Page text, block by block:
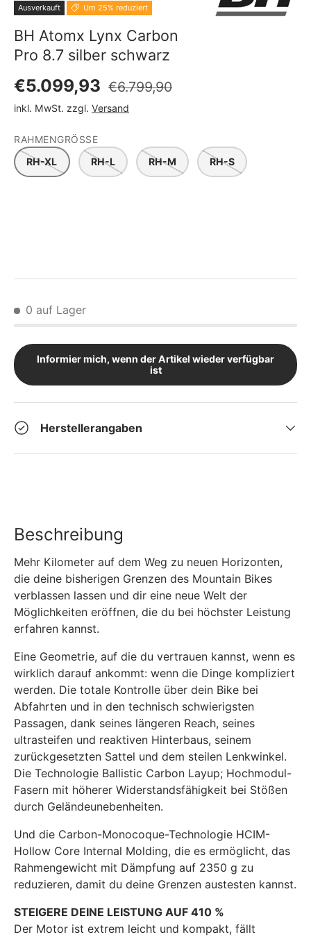
Ausverkauft Um 25% reduziert
BH Atomx Lynx Carbon
Pro 8.7 silber schwarz
Verkaufspreis
€5.099,93 Normaler Preis
€6.799,90
inkl. MwSt. zzgl. Versand
RAHMENGRÖSSE
RH-XL
RH-L RH-M RH-S
0 auf Lager
Informier mich, wenn der Artikel wieder verfügbar
ist
Herstellerangaben
Beschreibung
Mehr Kilometer auf dem Weg zu neuen Horizonten,
die deine bisherigen Grenzen des Mountain Bikes
verblassen lassen und dir eine neue Welt der
Möglichkeiten eröffnen, die du bei höchster Leistung
erfahren kannst.
Eine Geometrie, auf die du vertrauen kannst, wenn es
wirklich darauf ankommt: wenn die Dinge kompliziert
werden. Die totale Kontrolle über dein Bike bei
Abfahrten und in den technisch schwierigsten
Passagen, dank seines längeren Reach, seines
ultrasteifen und reaktiven Hinterbaus, seinem
zurückgesetzten Sattel und dem steilen Lenkwinkel.
Die Technologie Ballistic Carbon Layup; Hochmodul-
Fasern mit höherer Widerstandsfähigkeit bei Stößen
durch Geländeunebenheiten.
Und die Carbon-Monocoque-Technologie HCIM-
Hollow Core Internal Molding, die es ermöglicht, das
Rahmengewicht mit Dämpfung auf 2350 g zu
reduzieren, damit du deine Grenzen austesten kannst.
STEIGERE DEINE LEISTUNG AUF 410 %
Der Motor ist extrem leicht und kompakt, fällt